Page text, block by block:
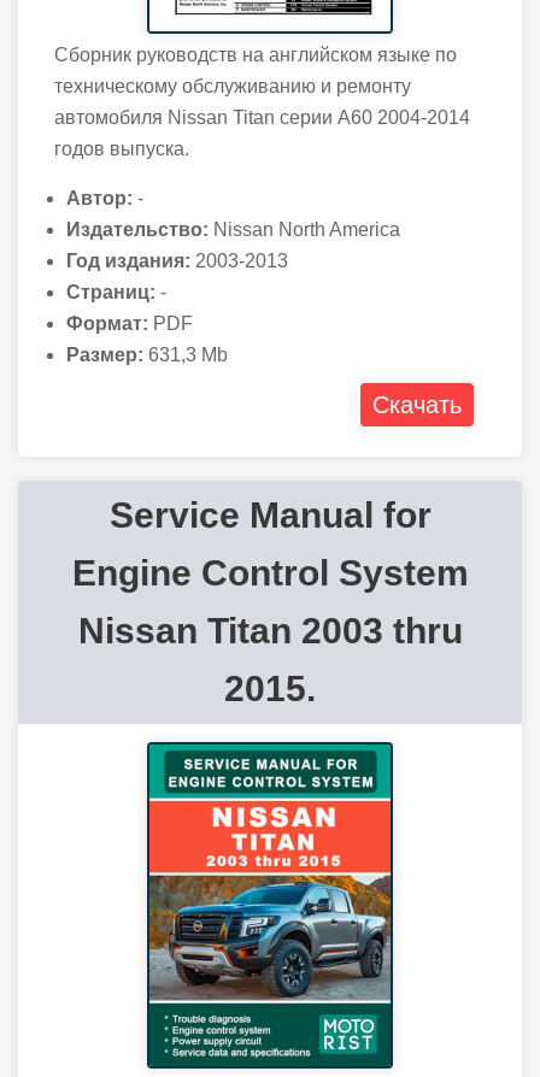
Сборник руководств на английском языке по
техническому обслуживанию и ремонту
автомобиля Nissan Titan серии A60 2004-2014
годов выпуска.
Автор: -
Издательство: Nissan North America
Год издания: 2003-2013
Страниц: -
Формат: PDF
Размер: 631,3 Mb
Скачать
Service Manual for
Engine Control System
Nissan Titan 2003 thru
2015.